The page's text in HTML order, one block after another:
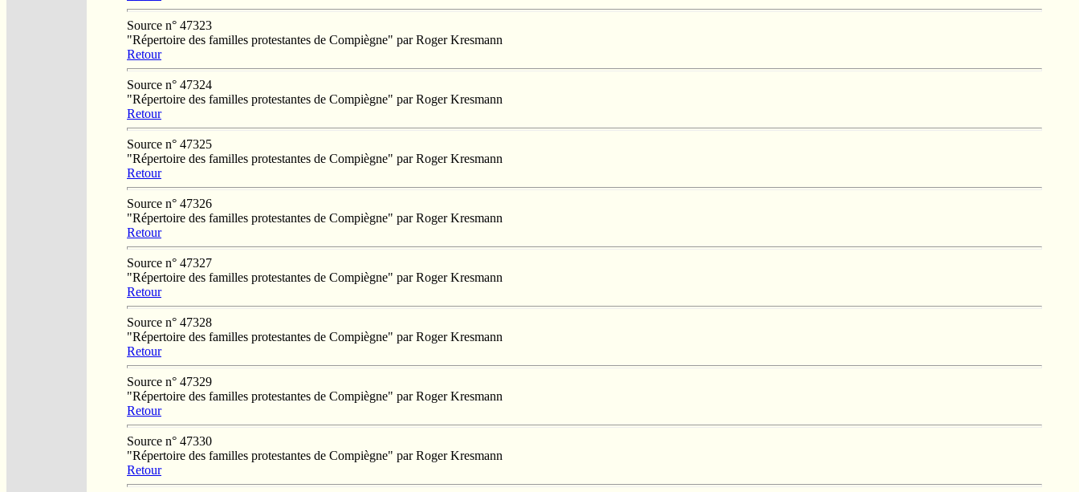
Source n° 47323
"Répertoire des familles protestantes de Compiègne" par Roger Kresmann
Retour
Source n° 47324
"Répertoire des familles protestantes de Compiègne" par Roger Kresmann
Retour
Source n° 47325
"Répertoire des familles protestantes de Compiègne" par Roger Kresmann
Retour
Source n° 47326
"Répertoire des familles protestantes de Compiègne" par Roger Kresmann
Retour
Source n° 47327
"Répertoire des familles protestantes de Compiègne" par Roger Kresmann
Retour
Source n° 47328
"Répertoire des familles protestantes de Compiègne" par Roger Kresmann
Retour
Source n° 47329
"Répertoire des familles protestantes de Compiègne" par Roger Kresmann
Retour
Source n° 47330
"Répertoire des familles protestantes de Compiègne" par Roger Kresmann
Retour